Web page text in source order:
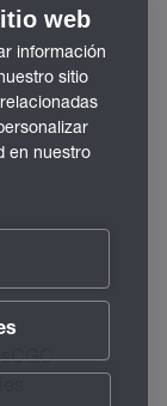
CGC
web
información
sitio
en nuestro